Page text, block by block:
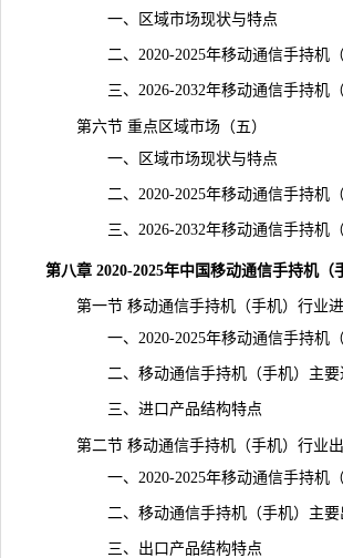
一、区域市场现状与特点
二、2020-2025年移动通信手持机（
三、2026-2032年移动通信手持机（
第六节 重点区域市场（五）
一、区域市场现状与特点
二、2020-2025年移动通信手持机（
三、2026-2032年移动通信手持机（
第八章 2020-2025年中国移动通信手持机
第一节 移动通信手持机（手机）行业进
一、2020-2025年移动通信手持机（
二、移动通信手持机（手机）主要
三、进口产品结构特点
第二节 移动通信手持机（手机）行业出
一、2020-2025年移动通信手持机（
二、移动通信手持机（手机）主要
三、出口产品结构特点